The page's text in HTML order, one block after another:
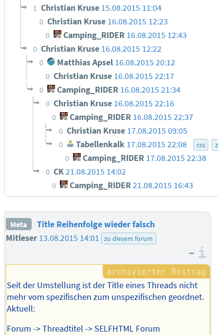
1 Christian Kruse 15.08.2015 11:04
0 Christian Kruse 16.08.2015 12:23
0 Camping_RIDER 16.08.2015 12:43
0 Christian Kruse 16.08.2015 12:22
0 Matthias Apsel 16.08.2015 20:12
0 Christian Kruse 16.08.2015 22:17
0 Camping_RIDER 16.08.2015 21:34
0 Christian Kruse 16.08.2015 22:16
0 Camping_RIDER 16.08.2015 22:37
0 Christian Kruse 17.08.2015 09:05
0 Tabellenkalk 17.08.2015 22:08 css
0 Camping_RIDER 17.08.2015 22:38
0 CK21.08.2015 14:02
0 Camping_RIDER21.08.2015 16:43
Meta
Title Reihenfolge wieder falsch
Mitleser 13.08.2015 14:01 zu diesem forum
–
Seit der Umstellung ist der Title eines Threads nicht
mehr vom spezifischen zum unspezifischen geordnet.
Aktuell:
Forum -> Threadtitel -> SELFHTML Forum